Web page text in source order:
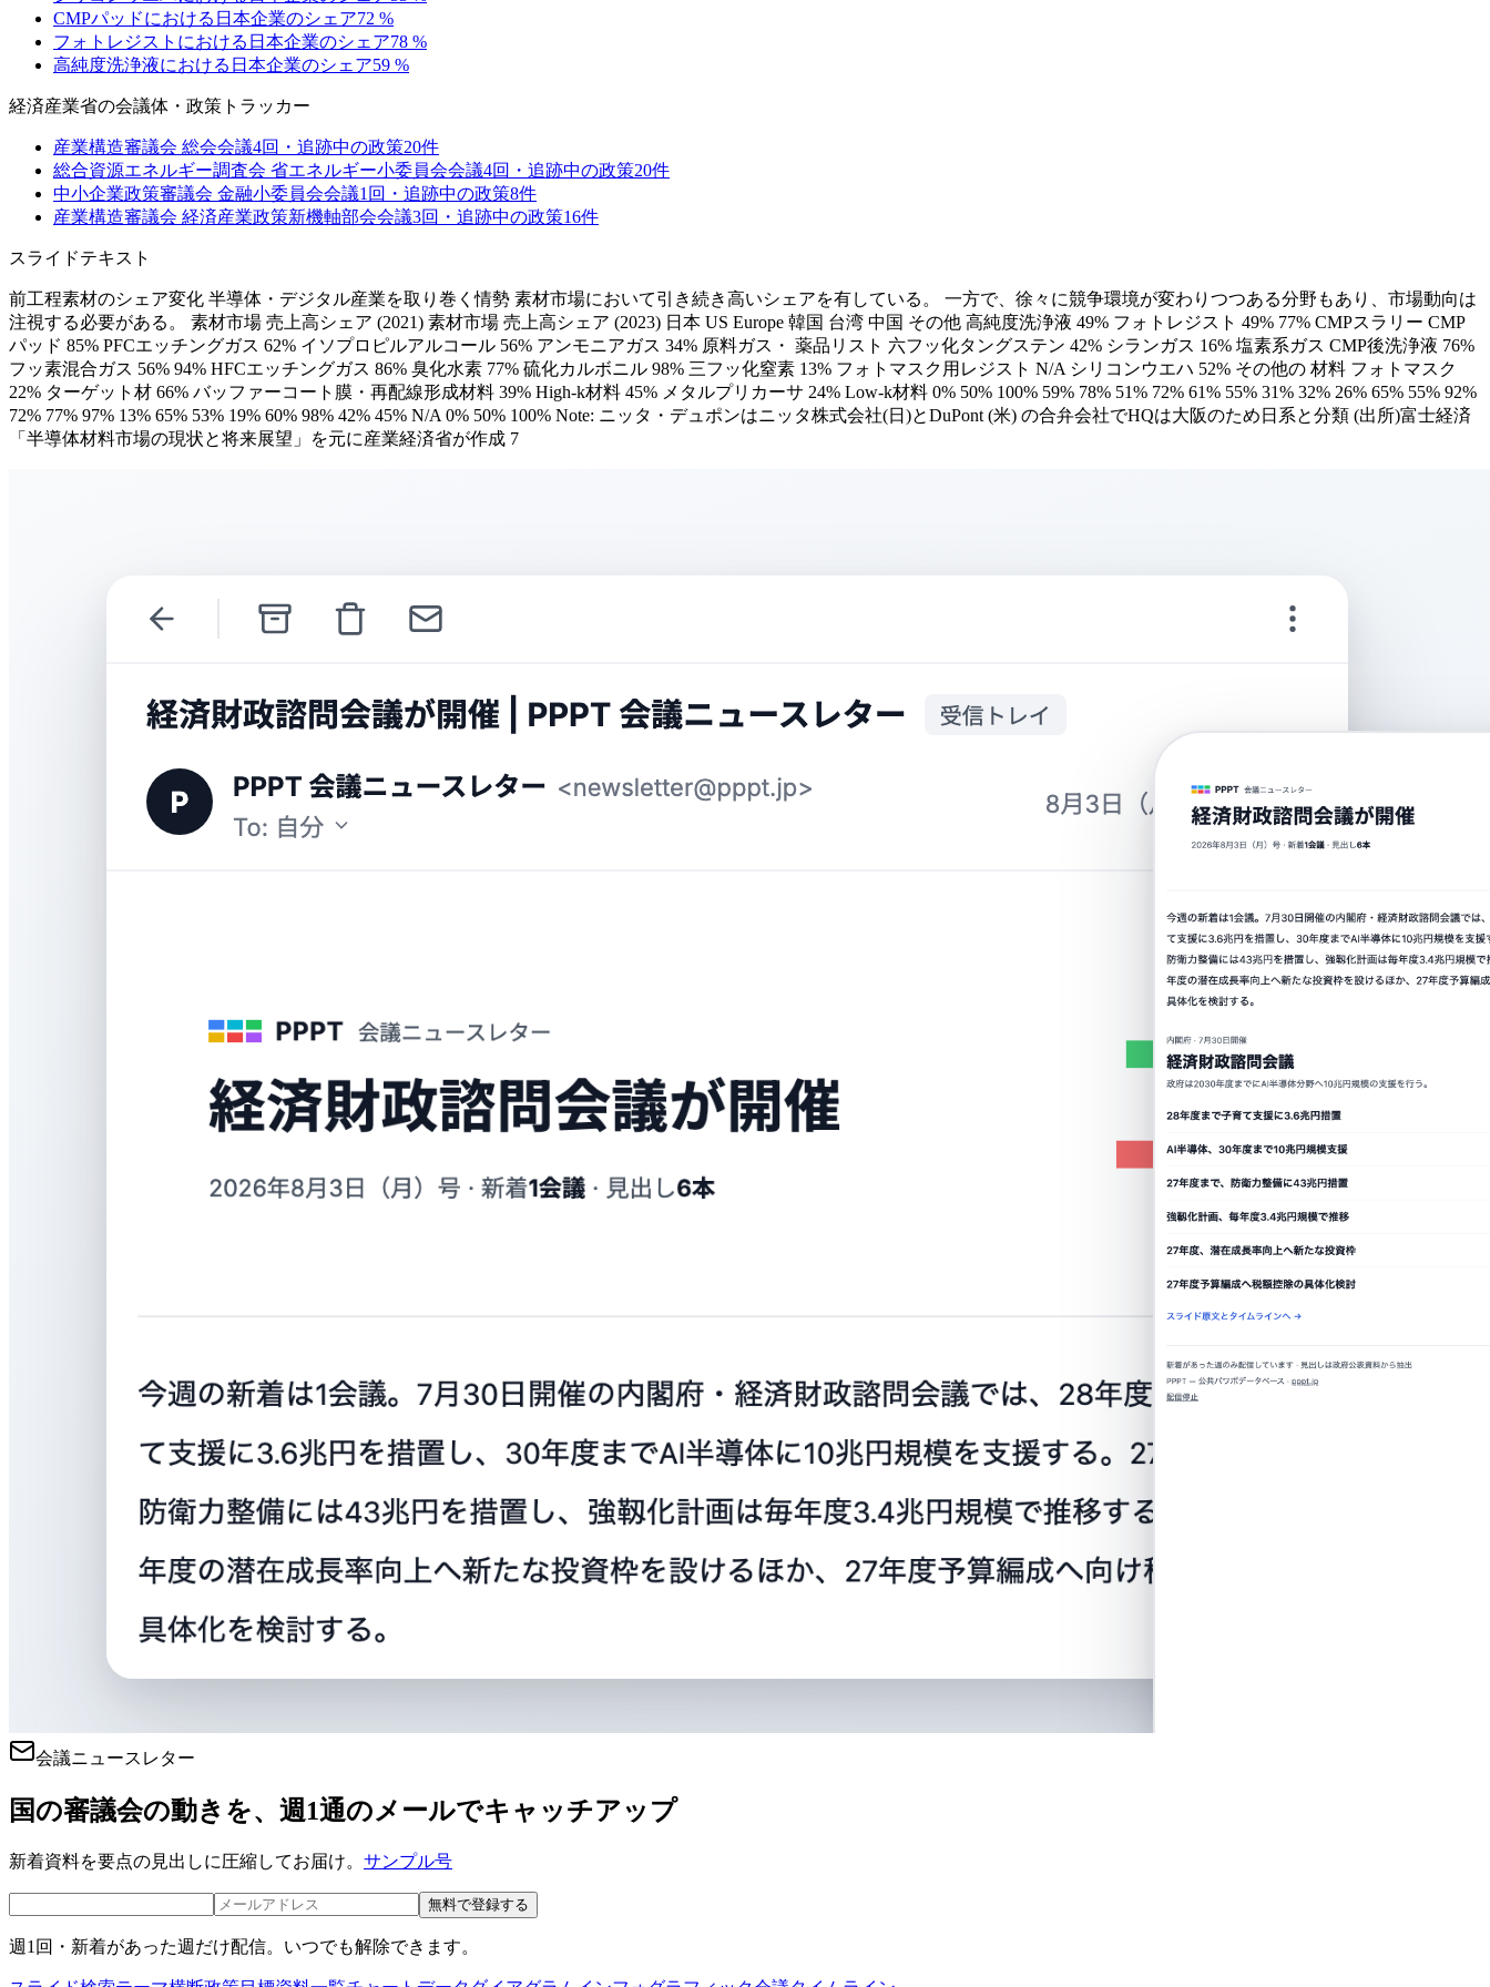
CMPパッドにおける日本企業のシェア72 %
フォトレジストにおける日本企業のシェア78 %
高純度洗浄液における日本企業のシェア59 %
経済産業省の会議体・政策トラッカー
産業構造審議会 総会会議4回・追跡中の政策20件
総合資源エネルギー調査会 省エネルギー小委員会会議4回・追跡中の政策20件
中小企業政策審議会 金融小委員会会議1 回・追跡中の政策8件
産業構造審議会 経済産業政策新機軸部会会議3回・追跡中の政策16件
スライドテキスト
前工程素材のシェア変化 半導体・デジタル産業を取り巻く情勢 素材市場において引き続き高いシェアを有している。 一方で、徐々に競争環境が変わりつつある分野もあり、市場動向は
注視する必要がある。 素材市場 売上高シェア (2021) 素材市場 売上高シェア (2023) 日本 US Europe 韓国 台湾 中国 その他 高純度洗浄液 49% フォトレジスト 49% 77% CMPスラリー CMP
パッド 85% PFCエッチングガス 62% イソプロピルアルコール 56% アンモニアガス 34% 原料ガス・ 薬品リスト 六フッ化タングステン 42% シランガス 16% 塩素系ガス CMP後洗浄液 76%
フッ素混合ガス 56% 94% HFCエッチングガス 86% 臭化水素 77% 硫化カルボニル 98% 三フッ化窒素 13% フォトマスク用レジスト N/A シリコンウエハ 52% その他の 材料 フォトマスク
22% ターゲット材 66% バッファーコート膜・再配線形成材料 39% High-k材料 45% メタルプリカーサ 24% Low-k材料 0% 50% 100% 59% 78% 51% 72% 61% 55% 31% 32% 26% 65% 55% 92%
72% 77% 97% 13% 65% 53% 19% 60% 98% 42% 45% N/A 0% 50% 100% Note: ニッタ・デュポンはニッタ株式会社(日)とDuPont (米) の合弁会社でHQは大阪のため日系と分類 (出所)富士経済
「半導体材料市場の現状と将来展望」を元に産業経済省が作成 7
会議ニュースレター
国の審議会の動きを、週1通のメールでキャッチアップ
新着資料を要点の見出しに圧縮してお届け。 サンプル号
無料で登録する
週1回・新着があった週だけ配信。いつでも解除できます。